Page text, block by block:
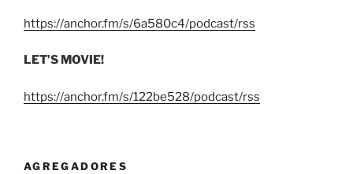
https://anchor.fm/s/6a580c4/podcast/rss
LET’S MOVIE!
https://anchor.fm/s/122be528/podcast/rss
AGREGADORES